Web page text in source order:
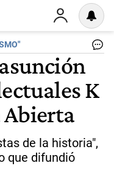
K
Abierta
de la historia",
que difundió